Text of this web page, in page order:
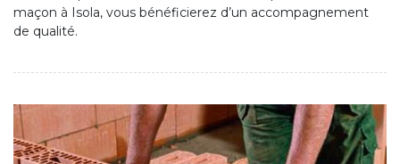
maçon à Isola, vous bénéficierez d’un accompagnement
de qualité.